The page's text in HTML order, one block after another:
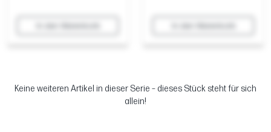
Keine weiteren Artikel in dieser Serie – dieses Stück steht für sich
allein!